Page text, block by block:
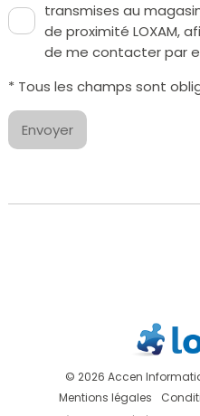
transmises au
de proximité LOXAM,
de me contacter par
* Tous les champs sont
Envoyer
© 2026 Accen
Mentions légales